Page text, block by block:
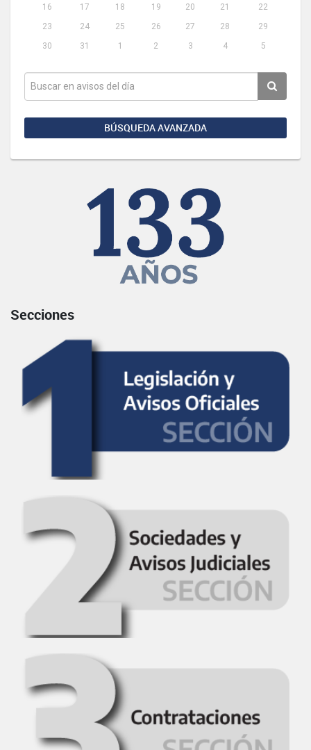
16
17 18 19 20 21
22
23
24 25 26 27 28
29
30
31 1 2 3 4 5
BÚSQUEDA AVANZADA
Secciones